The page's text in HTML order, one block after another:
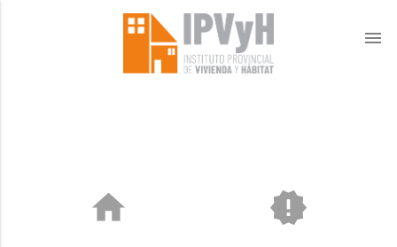
menu
home new_releases